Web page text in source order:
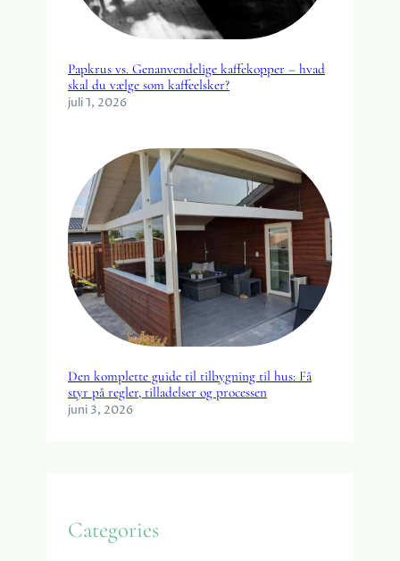
Papkrus vs. Genanvendelige kaffekopper – hvad
skal du vælge som kaffeelsker?
juli 1, 2026
Den komplette guide til tilbygning til hus: Få
styr på regler, tilladelser og processen
juni 3, 2026
Categories